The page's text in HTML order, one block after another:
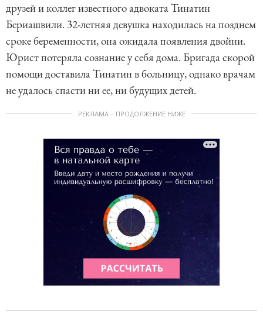
друзей и коллег известного адвоката Тинатин
Бериашвили. 32-летняя девушка находилась на позднем
сроке беременности, она ожидала появления двойни.
Юрист потеряла сознание у себя дома. Бригада скорой
помощи доставила Тинатин в больницу, однако врачам
не удалось спасти ни ее, ни будущих детей.
РЕКЛАМА – ПРОДОЛЖЕНИЕ НИЖЕ